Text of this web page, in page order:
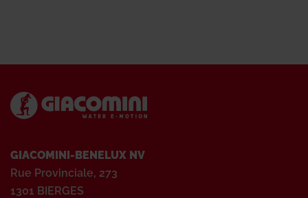
GIACOMINI-BENELUX NV
Rue Provinciale, 273
1301 BIERGES